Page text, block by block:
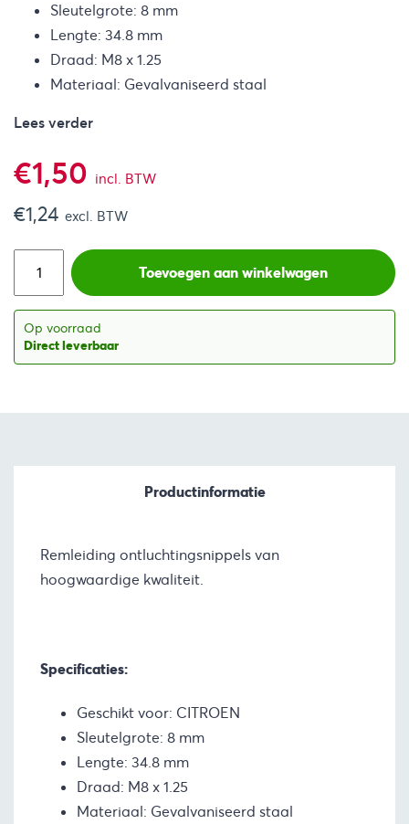
Sleutelgrote: 8 mm
Lengte: 34.8 mm
Draad: M8 x 1.25
Materiaal: Gevalvaniseerd staal
Lees verder
€1,50 incl. BTW
€1,24 excl. BTW
Toevoegen aan winkelwagen
Op voorraad
Direct leverbaar
Productinformatie
Remleiding ontluchtingsnippels van
hoogwaardige kwaliteit.
Specificaties:
Geschikt voor: CITROEN
Sleutelgrote: 8 mm
Lengte: 34.8 mm
Draad: M8 x 1.25
Materiaal: Gevalvaniseerd staal